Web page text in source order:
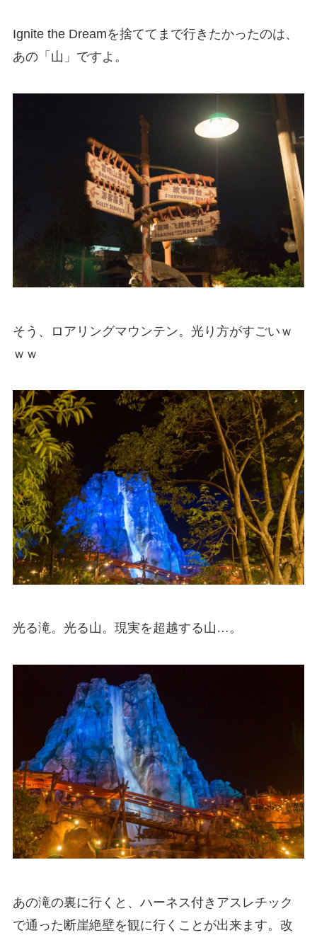
Ignite the Dreamを捨ててまで行きたかったのは、
あの「山」ですよ。
そう、ロアリングマウンテン。光り方がすごいｗ
ｗｗ
光る滝。光る山。現実を超越する山…。
あの滝の裏に行くと、ハーネス付きアスレチック
で通った断崖絶壁を観に行くことが出来ます。改